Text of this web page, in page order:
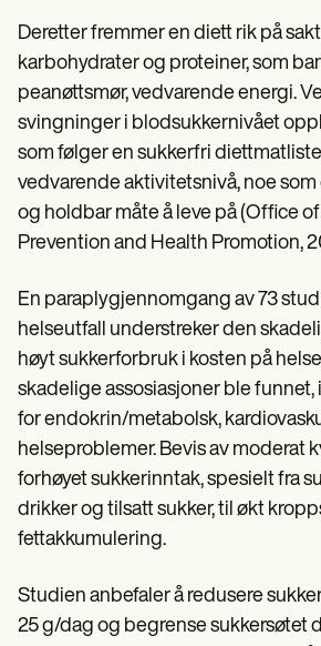
Deretter fremmer en diett rik på
karbohydrater og proteiner, som
peanøttsmør, vedvarende energi.
svingninger i blodsukkernivået
som følger en sukkerfri
vedvarende aktivitetsnivå, noe
og holdbar måte å leve på (Office
Prevention and Health Promotion,
En paraplygjennomgang av 73
helseutfall understreker den
høyt sukkerforbruk i kosten på
skadelige assosiasjoner ble
for endokrin/metabolsk,
helseproblemer. Bevis av moderat
forhøyet sukkerinntak, spesielt fra
drikker og tilsatt sukker, til økt
fettakkumulering.
Studien anbefaler å redusere
25 g/dag og begrense sukkersøtet